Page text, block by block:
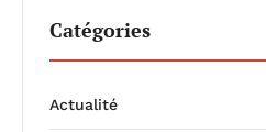
Catégories
Actualité